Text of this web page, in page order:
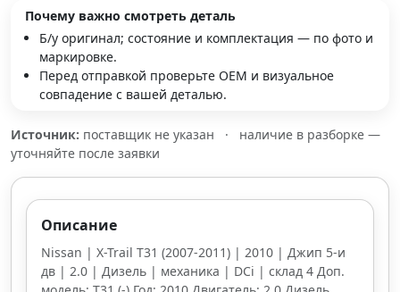
Почему важно смотреть деталь
Б/у оригинал; состояние и комплектация — по фото и
маркировке.
Перед отправкой проверьте OEM и визуальное
совпадение с вашей деталью.
Источник: поставщик не указан ·
наличие в разборке —
уточняйте после заявки
Описание
Nissan | X-Trail T31 (2007-2011) | 2010 | Джип 5-и
дв | 2.0 | Дизель | механика | DCi | склад 4 Доп.